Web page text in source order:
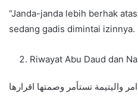
“Janda-janda lebih berhak
sedang gadis dimintai izinnya.
Riwayat Abu Daud dan
واليتيمة تستأمر وصمتها اقرارها